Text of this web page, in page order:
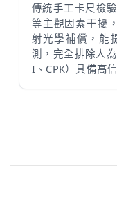
傳統手工卡尺檢
等主觀因素干擾
射光學補償，能
測，完全排除人
I、CPK）具備高